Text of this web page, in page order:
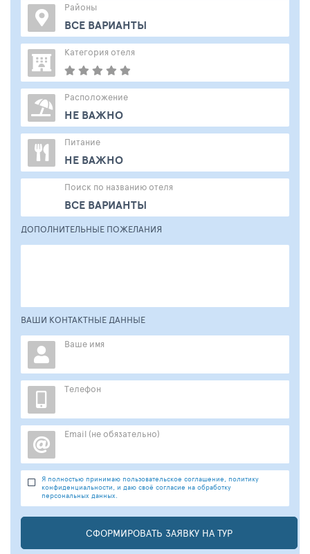
Районы
ВСЕ ВАРИАНТЫ
Категория отеля
Расположение
НЕ ВАЖНО
Питание
НЕ ВАЖНО
ВСЕ ВАРИАНТЫ
Поиск по названию отеля
ДОПОЛНИТЕЛЬНЫЕ ПОЖЕЛАНИЯ
ВАШИ КОНТАКТНЫЕ ДАННЫЕ
Ваше имя
Телефон
Email (не обязательно)
Я полностью принимаю пользовательское соглашение, политику
конфиденциальности, и даю своё согласие на обработку
персональных данных.
СФОРМИРОВАТЬ ЗАЯВКУ НА ТУР